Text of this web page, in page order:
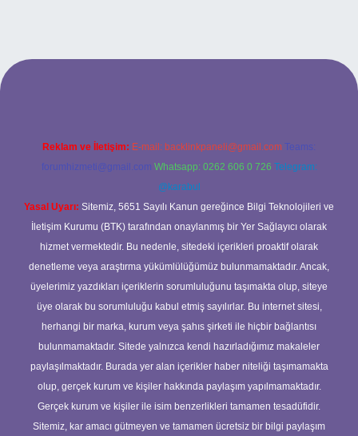
giriş
Reklam ve İletişim: E-mail: backlinkpaneli@gmail.com Teams:
forumhizmeti@gmail.com Whatsapp: 0262 606 0 726 Telegram:
@karabul
Yasal Uyarı: Sitemiz, 5651 Sayılı Kanun gereğince Bilgi Teknolojileri ve
İletişim Kurumu (BTK) tarafından onaylanmış bir Yer Sağlayıcı olarak
hizmet vermektedir. Bu nedenle, sitedeki içerikleri proaktif olarak
denetleme veya araştırma yükümlülüğümüz bulunmamaktadır. Ancak,
üyelerimiz yazdıkları içeriklerin sorumluluğunu taşımakta olup, siteye
üye olarak bu sorumluluğu kabul etmiş sayılırlar. Bu internet sitesi,
herhangi bir marka, kurum veya şahıs şirketi ile hiçbir bağlantısı
bulunmamaktadır. Sitede yalnızca kendi hazırladığımız makaleler
paylaşılmaktadır. Burada yer alan içerikler haber niteliği taşımamakta
olup, gerçek kurum ve kişiler hakkında paylaşım yapılmamaktadır.
Gerçek kurum ve kişiler ile isim benzerlikleri tamamen tesadüfidir.
Sitemiz, kar amacı gütmeyen ve tamamen ücretsiz bir bilgi paylaşım